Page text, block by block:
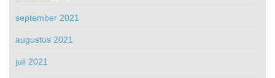
september 2021
augustus 2021
juli 2021